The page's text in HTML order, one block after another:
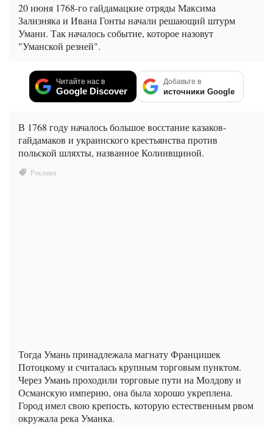
20 июня 1768-го гайдамацкие отряды Максима
Зализняка и Ивана Гонты начали решающий штурм
Умани. Так началось событие, которое назовут
"Уманской резней".
Читайте нас в
Google Discover
Добавьте в
источники Google
В 1768 году началось большое восстание казаков-
гайдамаков и украинского крестьянства против
польской шляхты, названное Колиивщиной.
Тогда Умань принадлежала магнату Францишек
Потоцкому и считалась крупным торговым пунктом.
Через Умань проходили торговые пути на Молдову и
Османскую империю, она была хорошо укреплена.
Город имел свою крепость, которую естественным рвом
окружала река Уманка.